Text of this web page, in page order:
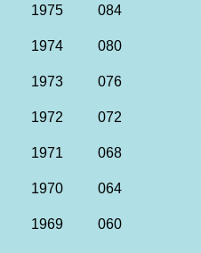
1975 084
1974 080
1973 076
1972 072
1971 068
1970 064
1969 060